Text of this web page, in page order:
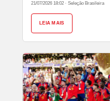
21/07/2026 18:02 · Seleção Brasileira
LEIA MAIS